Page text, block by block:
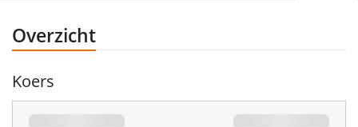
Overzicht
Koers